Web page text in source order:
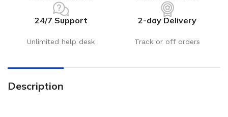
24/7 Support
Unlimited help desk
2-day Delivery
Track or off orders
Description